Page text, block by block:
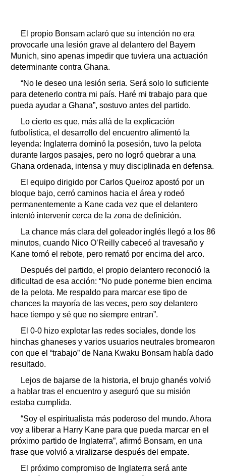
El propio Bonsam aclaró que su intención no era
provocarle una lesión grave al delantero del Bayern
Munich, sino apenas impedir que tuviera una actuación
determinante contra Ghana.
“No le deseo una lesión seria. Será solo lo suficiente
para detenerlo contra mi país. Haré mi trabajo para que
pueda ayudar a Ghana”, sostuvo antes del partido.
Lo cierto es que, más allá de la explicación
futbolística, el desarrollo del encuentro alimentó la
leyenda: Inglaterra dominó la posesión, tuvo la pelota
durante largos pasajes, pero no logró quebrar a una
Ghana ordenada, intensa y muy disciplinada en defensa.
El equipo dirigido por Carlos Queiroz apostó por un
bloque bajo, cerró caminos hacia el área y rodeó
permanentemente a Kane cada vez que el delantero
intentó intervenir cerca de la zona de definición.
La chance más clara del goleador inglés llegó a los 86
minutos, cuando Nico O’Reilly cabeceó al travesaño y
Kane tomó el rebote, pero remató por encima del arco.
Después del partido, el propio delantero reconoció la
dificultad de esa acción: “No pude ponerme bien encima
de la pelota. Me respaldo para marcar ese tipo de
chances la mayoría de las veces, pero soy delantero
hace tiempo y sé que no siempre entran”.
El 0-0 hizo explotar las redes sociales, donde los
hinchas ghaneses y varios usuarios neutrales bromearon
con que el “trabajo” de Nana Kwaku Bonsam había dado
resultado.
Lejos de bajarse de la historia, el brujo ghanés volvió
a hablar tras el encuentro y aseguró que su misión
estaba cumplida.
“Soy el espiritualista más poderoso del mundo. Ahora
voy a liberar a Harry Kane para que pueda marcar en el
próximo partido de Inglaterra”, afirmó Bonsam, en una
frase que volvió a viralizarse después del empate.
El próximo compromiso de Inglaterra será ante